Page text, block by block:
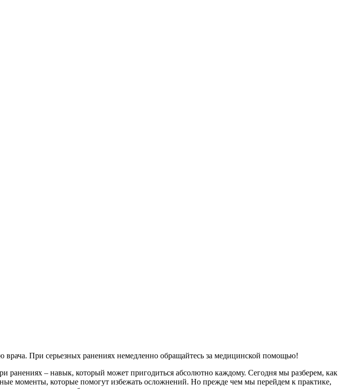
врача. При серьезных ранениях немедленно обращайтесь за медицинской помощью!
– навык, который может пригодиться абсолютно каждому. Сегодня мы разберем, как
моменты, которые помогут избежать осложнений. Но прежде чем мы перейдем к практике,